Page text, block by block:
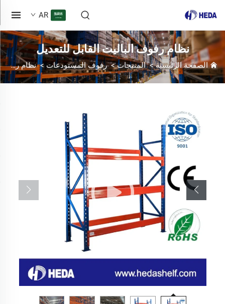
AR
نظام رفوف الباليت القابل للتعديل
الصفحة الرئيسية>المنتجات>رفوف المستودعات >نظام رفوف الباليت القابل للتعديل